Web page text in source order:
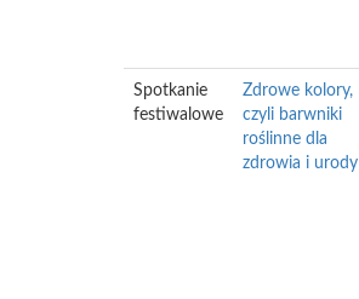
Spotkanie
festiwalowe
Zdrowe kolory,
czyli barwniki
roślinne dla
zdrowia i urody